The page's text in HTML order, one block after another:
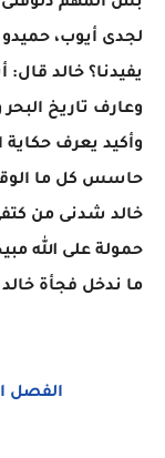
لجدى أيوب،
يفيدنا؟ خالد قال:
وعارف تاريخ
وأكيد يعرف حكاية
حاسس كل ما
خالد شدنى من
حمولة على الله
ما ندخل فجأة
الفصل